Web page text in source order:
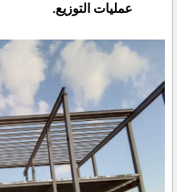
عمليات التوزيع.